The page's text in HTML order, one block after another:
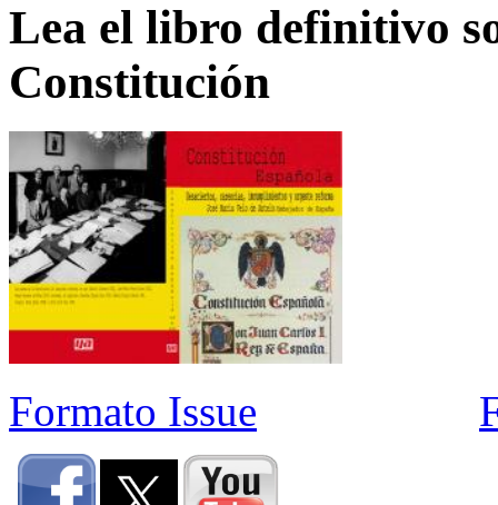
Lea el libro definitivo
Constitución
Formato Issue